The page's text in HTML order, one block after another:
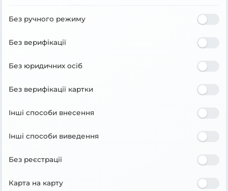
Без ручного режиму
Без верифікації
Без юридичних осіб
Без верифікації картки
Інші способи внесення
Інші способи виведення
Без реєстрації
Карта на карту